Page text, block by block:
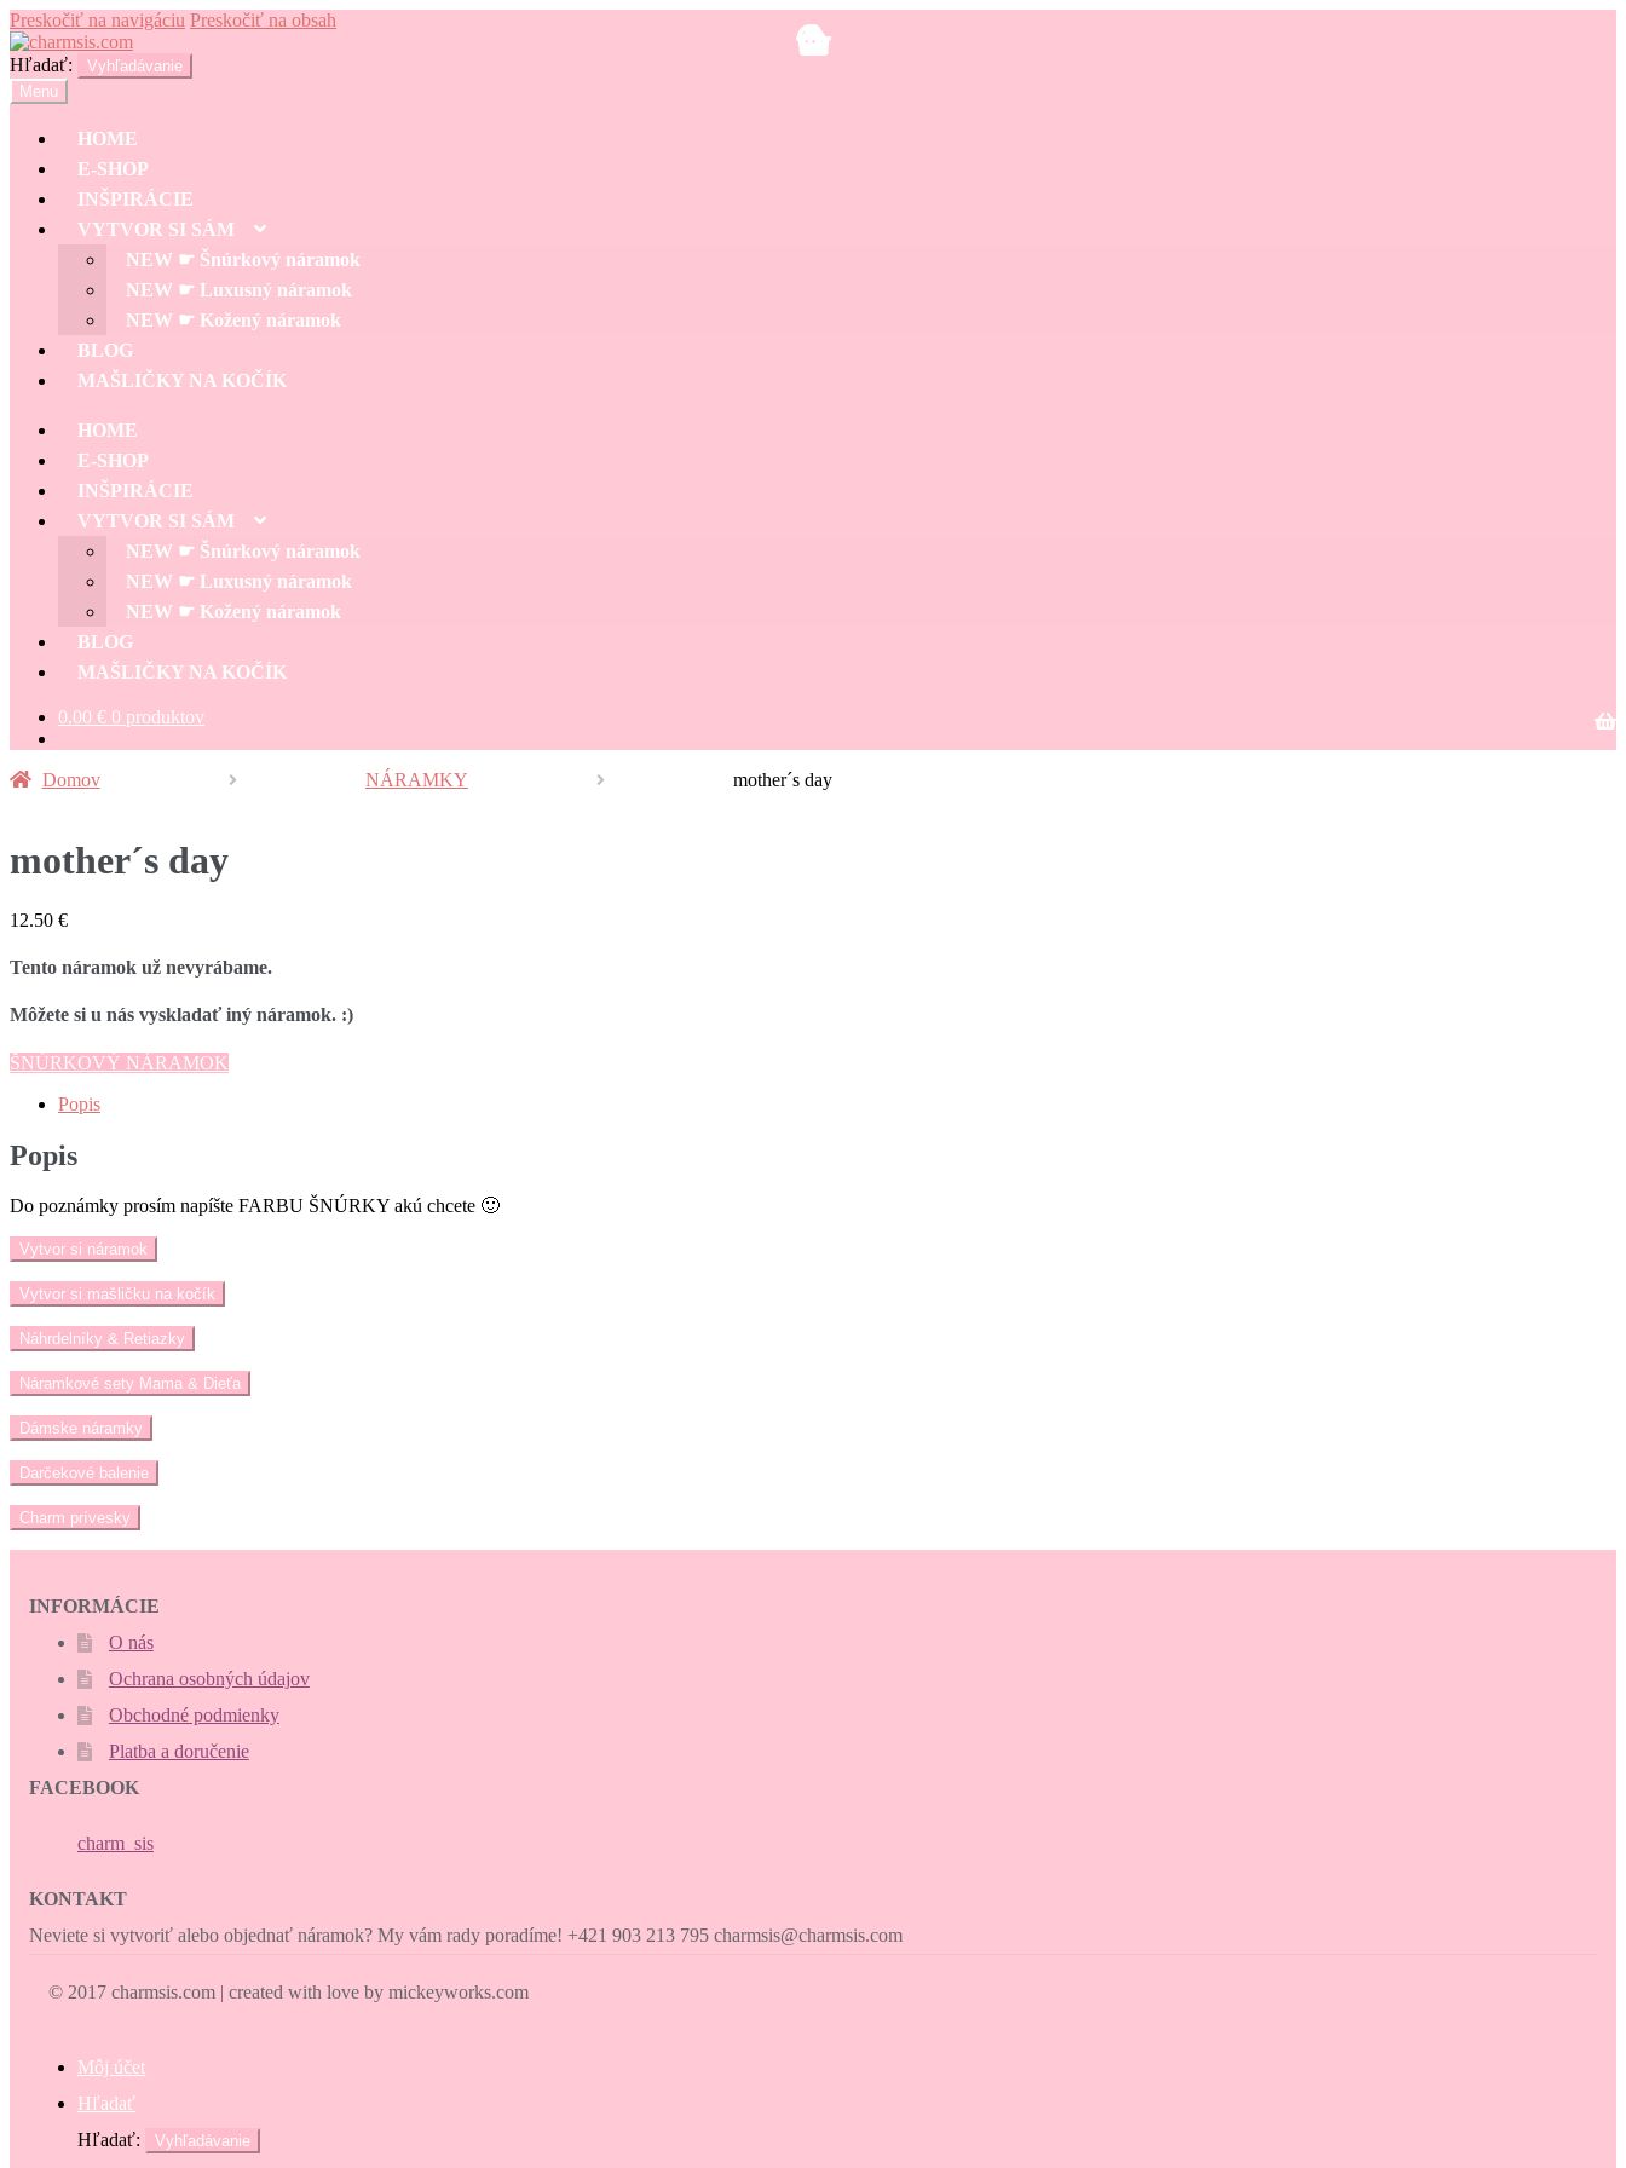
Preskočiť na navigáciu Preskočiť na obsah
Hľadať:
Vyhľadávanie
Menu
HOME
E-SHOP
INŠPIRÁCIE
VYTVOR SI SÁM
NEW ☛ Šnúrkový náramok
NEW ☛ Luxusný náramok
NEW ☛ Kožený náramok
BLOG
MAŠLIČKY NA KOČÍK
HOME
E-SHOP
INŠPIRÁCIE
VYTVOR SI SÁM
NEW ☛ Šnúrkový náramok
NEW ☛ Luxusný náramok
NEW ☛ Kožený náramok
BLOG
MAŠLIČKY NA KOČÍK
0.00 € 0 produktov
Domov NÁRAMKY mother´s day
mother´s day
12.50 €
Tento náramok už nevyrábame.
Môžete si u nás vyskladať iný náramok. :)
ŠNÚRKOVÝ NÁRAMOK
Popis
Popis
Do poznámky prosím napíšte FARBU ŠNÚRKY akú chcete 🙂
Vytvor si náramok
Vytvor si mašličku na kočík
Náhrdelníky & Retiazky
Náramkové sety Mama & Dieťa
Dámske náramky
Darčekové balenie
Charm prívesky
INFORMÁCIE
O nás
Ochrana osobných údajov
Obchodné podmienky
Platba a doručenie
FACEBOOK
charm_sis
KONTAKT
Neviete si vytvoriť alebo objednať náramok? My vám rady poradíme! +421 903 213 795 charmsis@charmsis.com
© 2017 charmsis.com | created with love by mickeyworks.com
Môj účet
Hľadať
Hľadať:
Vyhľadávanie